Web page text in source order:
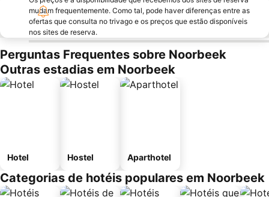
mudam frequentemente. Como tal, pode haver diferenças entre as
ofertas que consulta no trivago e os preços que estão disponíveis
nos sites de reserva.
Perguntas Frequentes sobre Noorbeek
Outras estadias em Noorbeek
Hotel Hostel Aparthotel
Categorias de hotéis populares em Noorbeek